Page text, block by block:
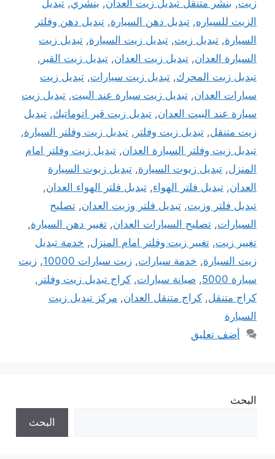
زيت, بنشر متنقل تبديل زيت العدان, بنشري, تبديل
الزيت للسياره, تبديل دهن السيارة, تبديل دهن وفلتر
السيارة, تبديل زيت, تبديل زيت السيارة, تبديل زيت
السيارة العدان, تبديل زيت العدان, تبديل زيت القير ,
تبديل زيت المحرك, تبديل زيت سيارات, تبديل زيت
سيارات العدان, تبديل زيت سيارة عند البيت, تبديل زيت
سيارة عند البيت العدان, تبديل زيت قير اتوماتيك, تبديل
زيت متنقل, تبديل زيت وفلتر , تبديل زيت وفلتر السيارة,
تبديل زيت وفلتر السيارة العدان, تبديل زيت وفلتر امام
المنزل, تبديل زيوت السيارة, تبديل زيوت السيارة
العدان, تبديل فلتر الهواء, تبديل فلتر الهواء العدان,
تبديل فلتر وزيت, تبديل فلتر وزيت العدان, تصليح
السيارات, تصليح السيارات العدان, تغيير دهن السيارة,
تغيير زيت, تغيير زيت وفلتر امام المنزل, خدمة تبديل
زيت السيارة, خدمة سيارات, زيت سيارات 10000 , زيت
سيارة 5000
, صيانة سيارات, كراج تبديل زيت وفلتر ,
كراج متنقل, كراج متنقل العدان, مركز تبديل زيت
السيارة
أضف تعليق
البحث
البحث